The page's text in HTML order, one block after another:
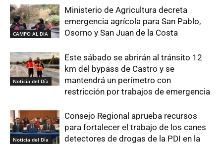
CAMPO AL DIA
Ministerio de Agricultura decreta
emergencia agrícola para San Pablo,
Osorno y San Juan de la Costa
Noticia del Día
Este sábado se abrirán al tránsito 12
km del bypass de Castro y se
mantendrá un perímetro con
restricción por trabajos de emergencia
Noticia del Día
Consejo Regional aprueba recursos
para fortalecer el trabajo de los canes
detectores de drogas de la PDI en la